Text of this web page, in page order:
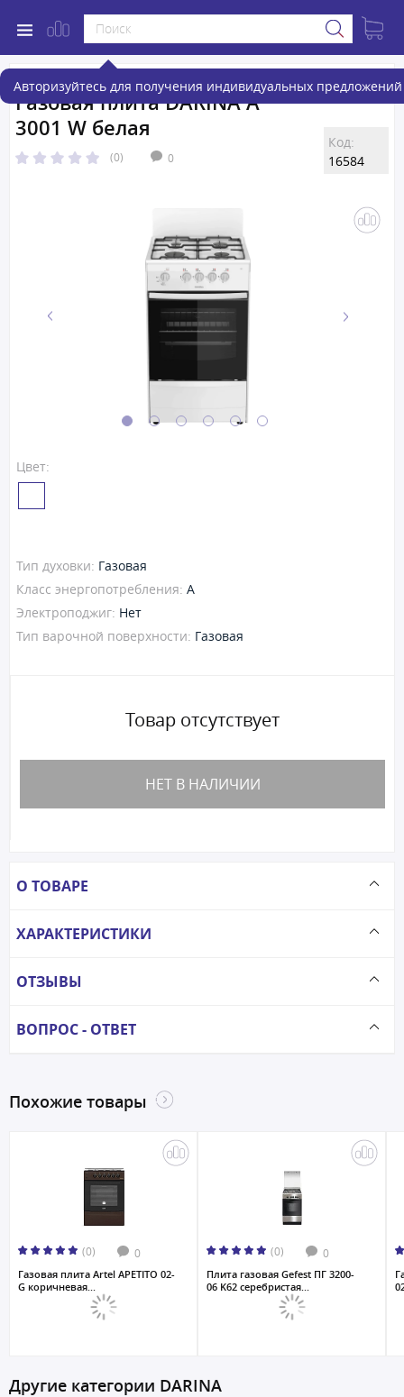
Авторизуйтесь для получения индивидуальных предложений
Газовая плита DARINA A
3001 W белая
(0) 0
Код:
16584
Цвет:
Тип духовки: Газовая
Класс энергопотребления: A
Электроподжиг: Нет
Тип варочной поверхности: Газовая
Товар отсутствует
НЕТ В НАЛИЧИИ
О ТОВАРЕ
ХАРАКТЕРИСТИКИ
ОТЗЫВЫ
ВОПРОС - ОТВЕТ
Похожие товары
(0) 0
Газовая плита Artel APETITO 02-
G коричневая...
(0) 0
Плита газовая Gefest ПГ 3200-
06 K62 серебристая...
Другие категории DARINA